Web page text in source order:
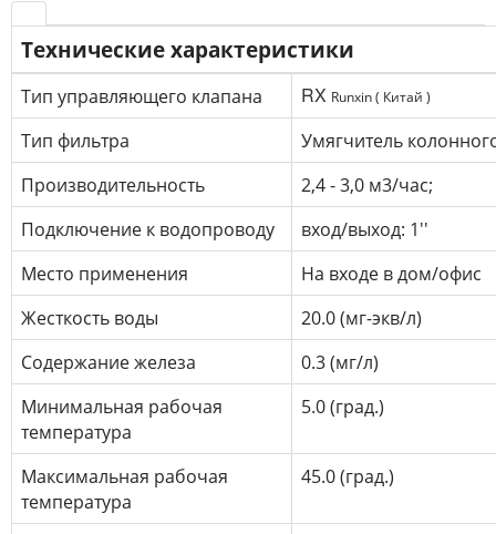
Технические характеристики
Тип управляющего клапана RX Runxin ( Китай )
Тип фильтра
Умягчитель
Производительность
2,4 - 3,0 м3/час;
Подключение к водопроводу
вход/выход: 1''
Место применения
На входе в дом/офис
Жесткость воды
20.0 (мг-экв/л)
Содержание железа
0.3 (мг/л)
Минимальная рабочая
температура
5.0 (град.)
Максимальная рабочая
температура
45.0 (град.)